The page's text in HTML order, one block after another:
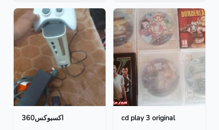
اكسبوكس360 cd play 3 original